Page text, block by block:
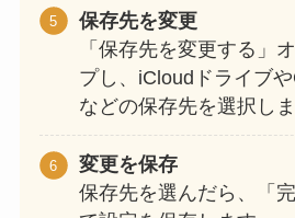
保存先を変更
「保存先を変更する」
プし、iCloudドライブ
などの保存先を選択しま
変更を保存
保存先を選んだら、「